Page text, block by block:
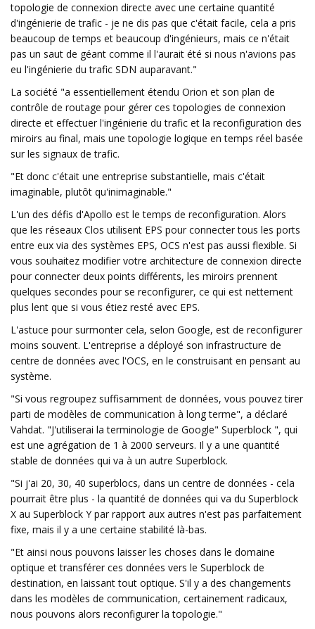
topologie de connexion directe avec une certaine quantité
d'ingénierie de trafic - je ne dis pas que c'était facile, cela a pris
beaucoup de temps et beaucoup d'ingénieurs, mais ce n'était
pas un saut de géant comme il l'aurait été si nous n'avions pas
eu l'ingénierie du trafic SDN auparavant."
La société "a essentiellement étendu Orion et son plan de
contrôle de routage pour gérer ces topologies de connexion
directe et effectuer l'ingénierie du trafic et la reconfiguration des
miroirs au final, mais une topologie logique en temps réel basée
sur les signaux de trafic.
"Et donc c'était une entreprise substantielle, mais c'était
imaginable, plutôt qu'inimaginable."
L'un des défis d'Apollo est le temps de reconfiguration. Alors
que les réseaux Clos utilisent EPS pour connecter tous les ports
entre eux via des systèmes EPS, OCS n'est pas aussi flexible. Si
vous souhaitez modifier votre architecture de connexion directe
pour connecter deux points différents, les miroirs prennent
quelques secondes pour se reconfigurer, ce qui est nettement
plus lent que si vous étiez resté avec EPS.
L'astuce pour surmonter cela, selon Google, est de reconfigurer
moins souvent. L'entreprise a déployé son infrastructure de
centre de données avec l'OCS, en le construisant en pensant au
système.
"Si vous regroupez suffisamment de données, vous pouvez tirer
parti de modèles de communication à long terme", a déclaré
Vahdat. "J'utiliserai la terminologie de Google" Superblock ", qui
est une agrégation de 1 à 2000 serveurs. Il y a une quantité
stable de données qui va à un autre Superblock.
"Si j'ai 20, 30, 40 superblocs, dans un centre de données - cela
pourrait être plus - la quantité de données qui va du Superblock
X au Superblock Y par rapport aux autres n'est pas parfaitement
fixe, mais il y a une certaine stabilité là-bas.
"Et ainsi nous pouvons laisser les choses dans le domaine
optique et transférer ces données vers le Superblock de
destination, en laissant tout optique. S'il y a des changements
dans les modèles de communication, certainement radicaux,
nous pouvons alors reconfigurer la topologie."